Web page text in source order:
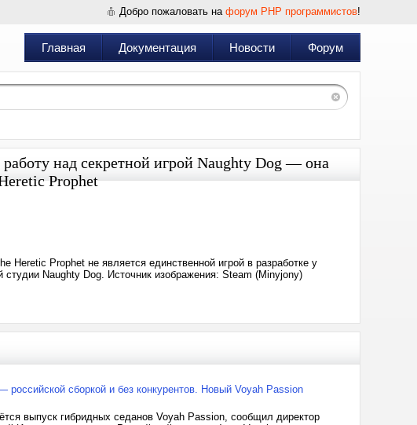
Добро пожаловать на форум PHP программистов!
Главная Документация Новости Форум
над секретной игрой Naughty Dog — она
Prophet
Heretic Prophet не является единственной игрой в разработке у
Naughty Dog. Источник изображения: Steam (Minyjony)
сборкой и без конкурентов. Новый Voyah Passion
выпуск гибридных седанов Voyah Passion, сообщил директор